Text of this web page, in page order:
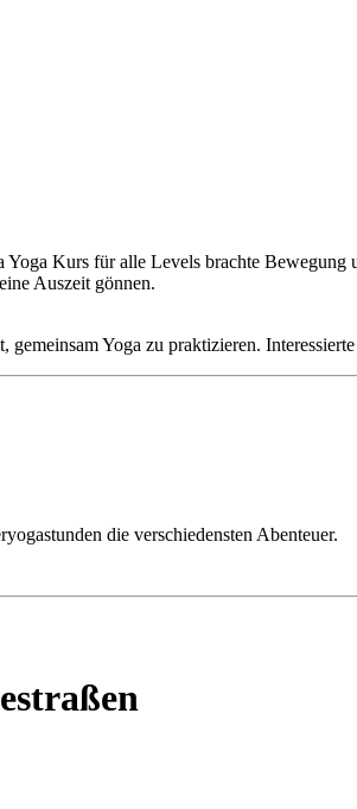
Kurs für alle Levels brachte
Auszeit gönnen.
Yoga zu praktizieren.
die verschiedensten Abenteuer.